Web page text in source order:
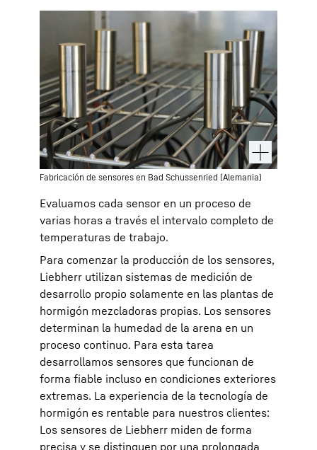
Fabricación de sensores en Bad Schussenried (Alemania)
Evaluamos cada sensor en un proceso de
varias horas a través el intervalo completo de
temperaturas de trabajo.
Para comenzar la producción de los sensores,
Liebherr utilizan sistemas de medición de
desarrollo propio solamente en las plantas de
hormigón mezcladoras propias. Los sensores
determinan la humedad de la arena en un
proceso continuo. Para esta tarea
desarrollamos sensores que funcionan de
forma fiable incluso en condiciones exteriores
extremas. La experiencia de la tecnología de
hormigón es rentable para nuestros clientes:
Los sensores de Liebherr miden de forma
precisa y se distinguen por una prolongada